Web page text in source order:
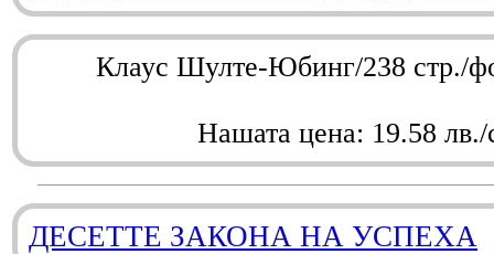
Клаус Шулте-Юбинг/238 стр./
Нашата цена: 19.58 лв./
ДЕСЕТТЕ ЗАКОНА НА УСПЕХА